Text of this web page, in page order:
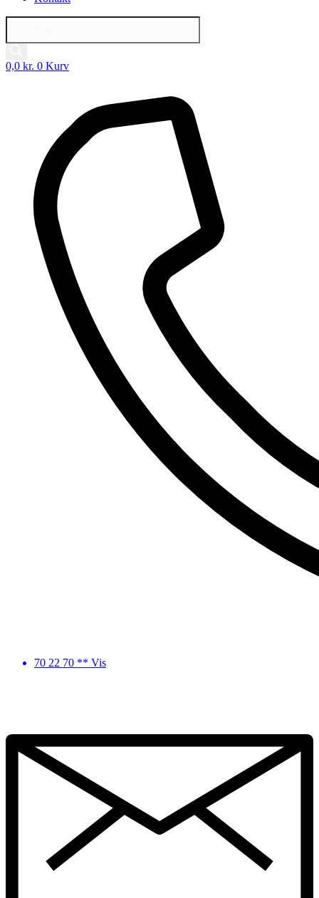
Products
0,0 kr. 0 Kurv
70 22 70 ** Vis